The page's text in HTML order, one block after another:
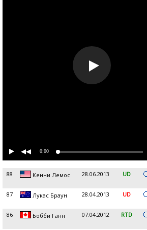
0:00
88 Кенни Лемос 28.06.2013 UD
87 Лукас Браун 28.04.2013 UD
86 Бобби Ганн 07.04.2012 RTD